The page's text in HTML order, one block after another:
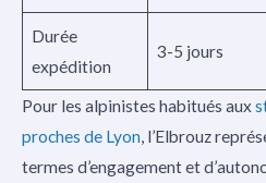
Durée
expédition
3-5 jours
Pour les alpinistes habitués aux
proches de Lyon, l’Elbrouz
termes d’engagement et